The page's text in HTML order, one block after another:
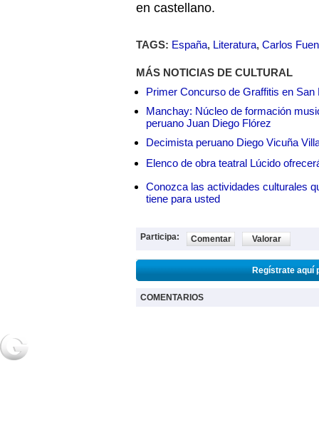
en castellano.
TAGS: España, Literatura, Carlos
MÁS NOTICIAS DE CULTURAL
Primer Concurso de Graffitis en
Manchay: Núcleo de formación
peruano Juan Diego Flórez
Decimista peruano Diego Vicuña
Elenco de obra teatral Lúcido
Conozca las actividades culturales
tiene para usted
Participa: Comentar Valorar
Regístrate aquí
COMENTARIOS